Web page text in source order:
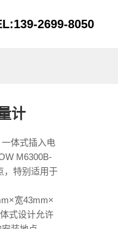
2699-8050
计
体式插入电
M6300B-
，特别适用于
宽43mm×
式设计允许